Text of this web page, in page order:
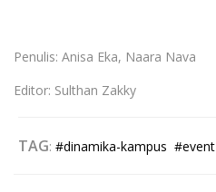
Penulis: Anisa Eka, Naara Nava
Editor: Sulthan Zakky
TAG: #dinamika-kampus #event